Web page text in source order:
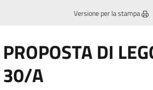
Versione per la stampa
PROPOSTA DI
30/A